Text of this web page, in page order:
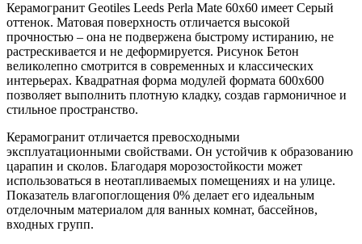
Керамогранит Geotiles Leeds Perla Mate 60x60 имеет Серый
оттенок. Матовая поверхность отличается высокой
прочностью – она не подвержена быстрому истиранию, не
растрескивается и не деформируется. Рисунок Бетон
великолепно смотрится в современных и классических
интерьерах. Квадратная форма модулей формата 600x600
позволяет выполнить плотную кладку, создав гармоничное и
стильное пространство.
Керамогранит отличается превосходными
эксплуатационными свойствами. Он устойчив к образованию
царапин и сколов. Благодаря морозостойкости может
использоваться в неотапливаемых помещениях и на улице.
Показатель влагопоглощения 0% делает его идеальным
отделочным материалом для ванных комнат, бассейнов,
входных групп.